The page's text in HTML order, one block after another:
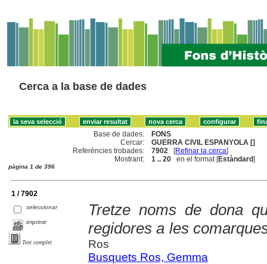
Cerca a la base de dades
Base de dades:
FONS
Cercar:
GUERRA CIVIL ESPANYOLA []
Referències trobades:
7902 [Refinar la cerca]
Mostrant:
1 .. 20 en el format [Estàndard]
pàgina 1 de 396
1 / 7902
seleccionar
imprimir
Text complet
Tretze noms de dona
regidores a les
Ros
Busquets Ros, Gemma